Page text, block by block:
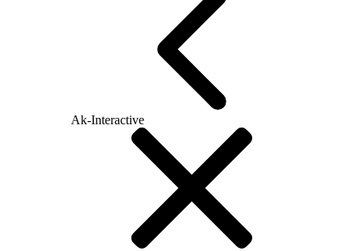
Ak-Interactive